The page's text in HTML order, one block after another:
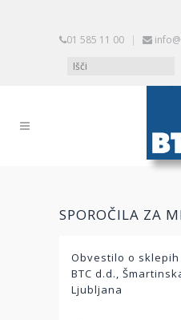
01 585 11 00 |
SPOROČILA ZA
Obvestilo o
BTC d.d.,
Ljubljana